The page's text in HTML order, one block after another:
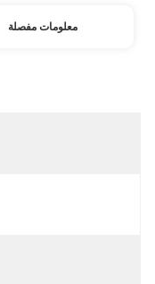
معلومات مفصلة